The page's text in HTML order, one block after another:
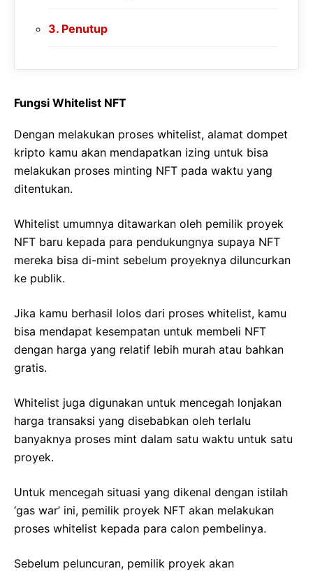
Penutup
Fungsi Whitelist NFT
Dengan melakukan proses whitelist, alamat dompet
kripto kamu akan mendapatkan izing untuk bisa
melakukan proses minting NFT pada waktu yang
ditentukan.
Whitelist umumnya ditawarkan oleh pemilik proyek
NFT baru kepada para pendukungnya supaya NFT
mereka bisa di-mint sebelum proyeknya diluncurkan
ke publik.
Jika kamu berhasil lolos dari proses whitelist, kamu
bisa mendapat kesempatan untuk membeli NFT
dengan harga yang relatif lebih murah atau bahkan
gratis.
Whitelist juga digunakan untuk mencegah lonjakan
harga transaksi yang disebabkan oleh terlalu
banyaknya proses mint dalam satu waktu untuk satu
proyek.
Untuk mencegah situasi yang dikenal dengan istilah
‘gas war’ ini, pemilik proyek NFT akan melakukan
proses whitelist kepada para calon pembelinya.
Sebelum peluncuran, pemilik proyek akan